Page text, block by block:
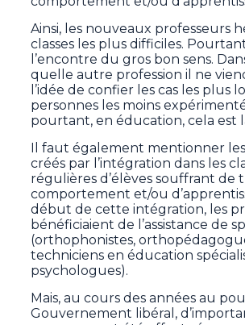
Ainsi, les nouveaux professeurs
classes les plus difficiles.
l’encontre du gros bon sens.
quelle autre profession il ne
l’idée de confier les cas les plus
personnes les moins
pourtant, en éducation, cela est
Il faut également mentionner
créés par l’intégration dans les
régulières d’élèves souffrant de
comportement et/ou
début de cette intégration, les
bénéficiaient de l’assistance de
(orthophonistes,
techniciens en éducation
psychologues).
Mais, au cours des années au
Gouvernement libéral,